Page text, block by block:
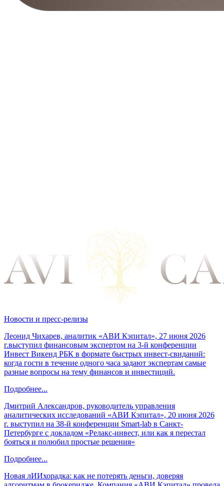
Новости и пресс-релизы
Леонид Чихарев, аналитик «АВИ Кэпитал», 27 июня 2026
г.выступил финансовым экспертом на 3-й конференции
Инвест Викенд РБК в формате быстрых инвест-свиданий:
когда гости в течение одного часа задают экспертам самые
разные вопросы на тему финансов и инвестиций.
Подробнее...
Дмитрий Александров, руководитель управления
аналитических исследований «АВИ Кэпитал», 20 июня 2026
г. выступил на 38-й конференции Smart-lab в Санкт-
Петербурге с докладом «Релакс-инвест, или как я перестал
бояться и полюбил простые решения»
Подробнее...
Новая лИИхорадка: как не потерять деньги, доверяя